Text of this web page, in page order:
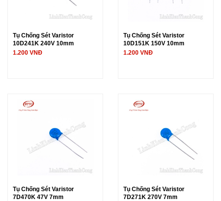
Tụ Chống Sét Varistor
10D241K 240V 10mm
1.200 VNĐ
Tụ Chống Sét Varistor
10D151K 150V 10mm
1.200 VNĐ
Tụ Chống Sét Varistor
7D470K 47V 7mm
Tụ Chống Sét Varistor
7D271K 270V 7mm